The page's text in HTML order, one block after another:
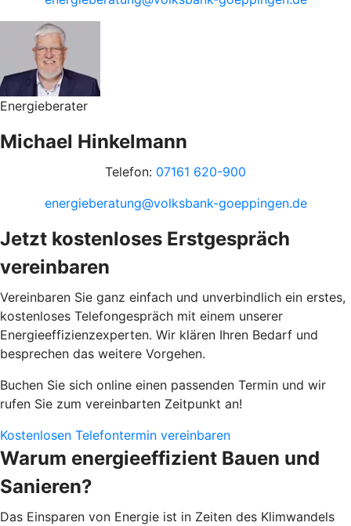
Energieberater
Michael Hinkelmann
Telefon: 07161 620-900
energieberatung@volksbank-goeppingen.de
Jetzt kostenloses Erstgespräch
vereinbaren
Vereinbaren Sie ganz einfach und unverbindlich ein erstes,
kostenloses Telefongespräch mit einem unserer
Energieeffizienzexperten. Wir klären Ihren Bedarf und
besprechen das weitere Vorgehen.
Buchen Sie sich online einen passenden Termin und wir
rufen Sie zum vereinbarten Zeitpunkt an!
Kostenlosen Telefontermin vereinbaren
Warum energieeffizient Bauen und
Sanieren?
Das Einsparen von Energie ist in Zeiten des Klimwandels